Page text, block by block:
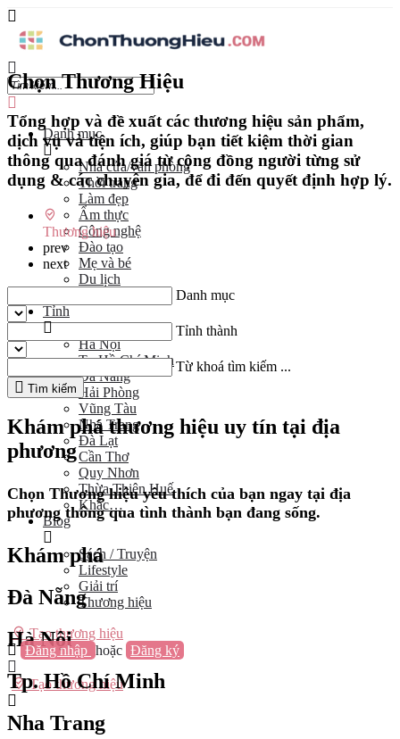
Danh mục
Nhà cửa/văn phòng
Thời trang
Làm đẹp
Ẩm thực
Công nghệ
Đào tạo
Mẹ và bé
Du lịch
Tỉnh
Hà Nội
Tp Hồ Chí Minh
Đà Nẵng
Hải Phòng
Vũng Tàu
Nha Trang
Đà Lạt
Cần Thơ
Quy Nhơn
Thừa Thiên Huế
Khác…
Blog
Sách / Truyện
Lifestyle
Giải trí
Thương hiệu
Tạo thương hiệu
Đăng nhập hoặc Đăng ký
Tạo thương hiệu
Chọn Thương Hiệu
Tổng hợp và đề xuất các thương hiệu sản phẩm,
dịch vụ và tiện ích, giúp bạn tiết kiệm thời gian
thông qua đánh giá từ cộng đồng người từng sử
dụng & các chuyên gia, để đi đến quyết định hợp lý.
Thương hiệu
prev
next
Danh mục
Tỉnh thành
Từ khoá tìm kiếm ...
Tìm kiếm
Khám phá thương hiệu uy tín tại địa
phương
Chọn Thương hiệu yêu thích của bạn ngay tại địa
phương thông qua tình thành bạn đang sống.
Khám phá
Đà Nẵng
Hà Nội
Tp. Hồ Chí Minh
Nha Trang